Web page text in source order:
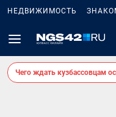
НЕДВИЖИМОСТЬ
Чего ждать кузбассовцам